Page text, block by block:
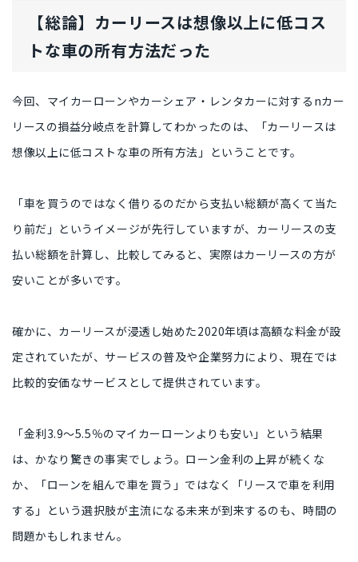
【総論】カーリースは想像以上に低コス
トな車の所有方法だった
今回、マイカーローンやカーシェア・レンタカーに対するnカー
リースの損益分岐点を計算してわかったのは、
「カーリースは
想像以上に低コストな車の所有方法」 ということです。
「車を買うのではなく借りるのだから支払い総額が高くて当た
り前だ」 というイメージが先行していますが、カーリースの支
払い総額を計算し、比較してみると、 実際はカーリースの方が
安いことが多いです。
確かに、カーリースが浸透し始めた2020年頃は高額な料金が設
定されていたが、 サービスの普及や企業努力により、現在では
比較的安価なサービスとして提供されています。
「金利3.9〜5.5％のマイカーローンよりも安い」 という結果
は、かなり驚きの事実でしょう。ローン金利の上昇が続くな
か、
「ローンを組んで車を買う」ではなく「リースで車を利用
する」という選択肢が主流になる未来が到来するのも、時間の
問題かもしれません。